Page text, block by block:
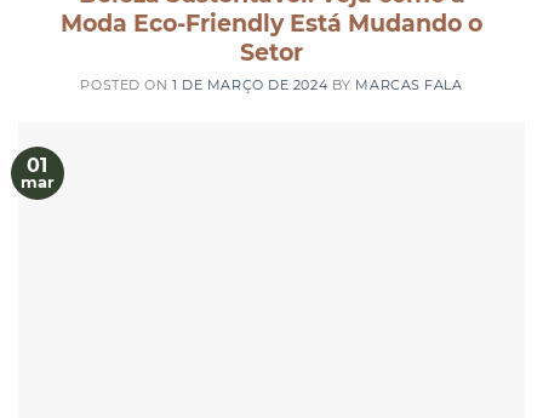
Moda Eco-Friendly Está Mudando o
Setor
POSTED ON1 DE MARÇO DE 2024 BY MARCAS FALA
01
mar